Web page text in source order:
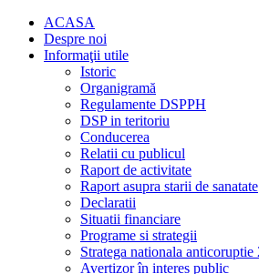
ACASA
Despre noi
Informaţii utile
Istoric
Organigramă
Regulamente DSPPH
DSP in teritoriu
Conducerea
Relatii cu publicul
Raport de activitate
Raport asupra starii de sanatate
Declaratii
Situatii financiare
Programe si strategii
Stratega nationala
Avertizor în interes public